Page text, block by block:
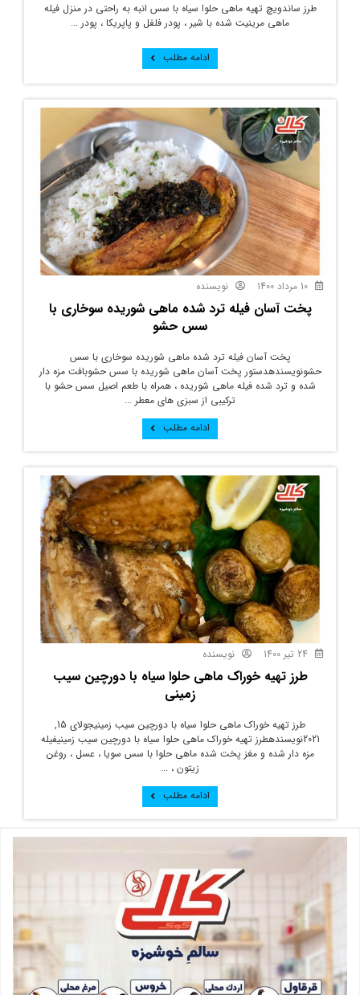
طرز ساندویچ تهیه ماهی حلوا سیاه با سس انبه به راحتی در منزل فیله
ماهی مرینیت شده با شیر ، پودر فلفل و پاپریکا ، پودر ...
ادامه مطلب
نویسنده
پخت آسان فیله ترد شده ماهی شوریده سوخاری با
سس حشو
پخت آسان فیله ترد شده ماهی شوریده سوخاری با سس
حشونویسندهدستور پخت آسان ماهی شوریده با سس حشوبافت مزه دار
شده و ترد شده فیله ماهی شوریده ، همراه با طعم اصیل سس حشو با
ترکیبی از سبزی های معطر ...
ادامه مطلب
نویسنده
طرز تهیه خوراک ماهی حلوا سیاه با دورچین سیب
زمینی
طرز تهیه خوراک ماهی حلوا سیاه با دورچین سیب زمینیجولای 15,
2021نویسندهطرز تهیه خوراک ماهی حلوا سیاه با دورچین سیب زمینیفیله
مزه دار شده و مغز پخت شده ماهی حلوا با سس سویا ، عسل ، روغن
زیتون ، ...
ادامه مطلب